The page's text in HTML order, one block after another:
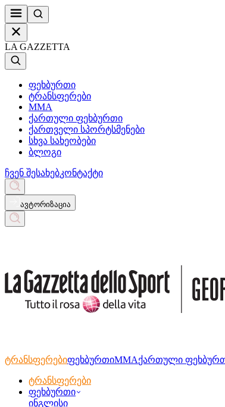
LA GAZZETTA
ფეხბურთი
ტრანსფერები
MMA
ქართული ფეხბურთი
ქართველი სპორტსმენები
სხვა სახეობები
ბლოგი
ჩვენ შესახებკონტაქტი
ავტორიზაცია
ტრანსფერებიფეხბურთიMMAქართული
ტრანსფერები
ფეხბურთი
ინგლისი